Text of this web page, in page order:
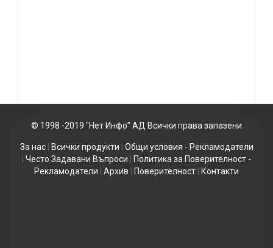
© 1998 -2019 "Нет Инфо" АД Всички права запазени
За нас| Всички продукти
Общи условия - Рекламодатели
Често Задавани Въпроси
Политика за Поверителност -
Рекламодатели
Архив Поверителност Контакти